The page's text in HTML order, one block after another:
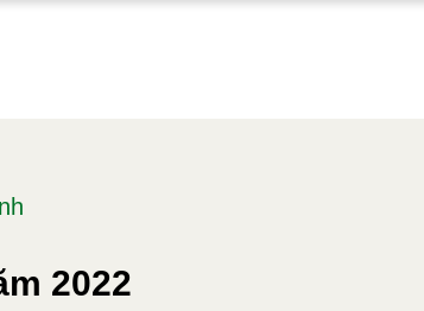
2022